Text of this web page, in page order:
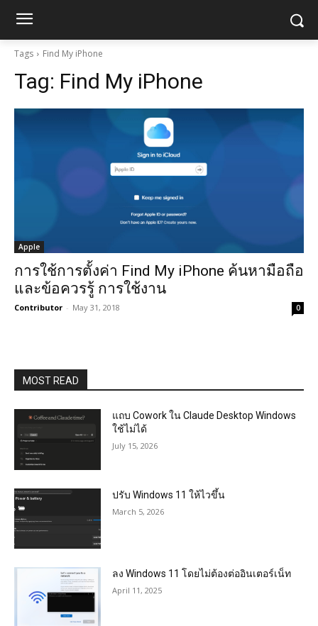
Tags Find My iPhone
Tag: Find My iPhone
Apple
การใช้การตั้งค่า Find My iPhone ค้นหามือถือ
และข้อควรรู้ การใช้งาน
Contributor - May 31, 2018 0
MOST READ
แถบ Cowork ใน Claude Desktop Windows
ใช้ไม่ได้
July 15, 2026
ปรับ Windows 11 ให้ไวขึ้น
March 5, 2026
ลง Windows 11 โดยไม่ต้องต่ออินเตอร์เน็ท
April 11, 2025